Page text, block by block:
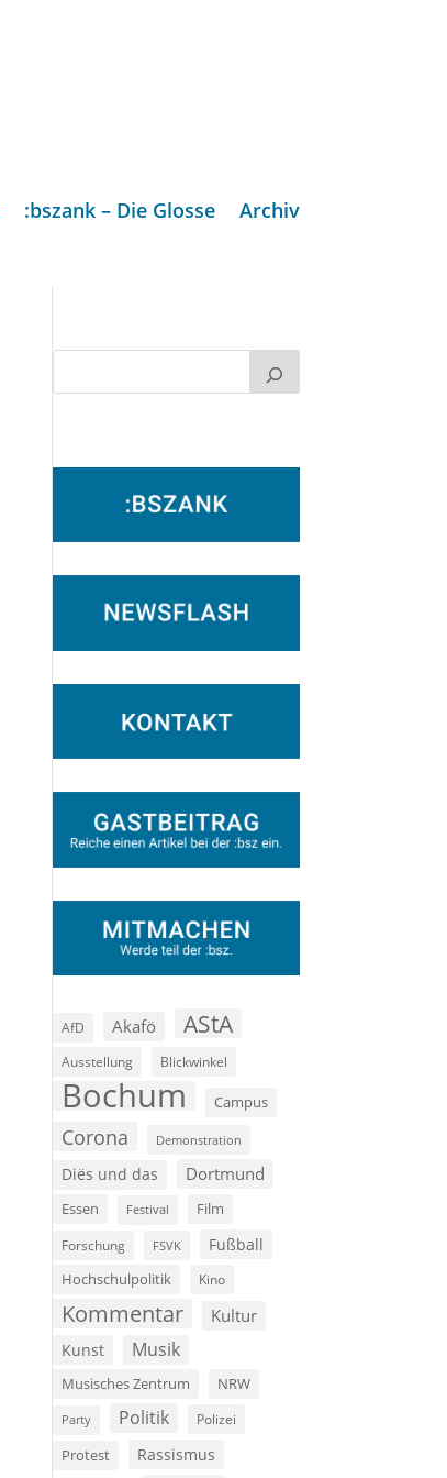
:bszank – Die Glosse Archiv
AfD Akafö AStA
Ausstellung Blickwinkel
Bochum Campus
Corona Demonstration
Diës und das Dortmund
Essen Festival Film
Forschung FSVK Fußball
Hochschulpolitik Kino
Kommentar Kultur
Kunst Musik
Musisches Zentrum NRW
Party Politik Polizei
Protest Rassismus